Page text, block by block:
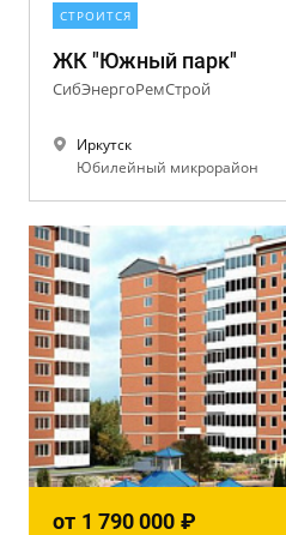
СТРОИТСЯ
ЖК "Южный парк"
СибЭнергоРемСтрой
Иркутск
Юбилейный микрорайон
от 1 790 000 ₽